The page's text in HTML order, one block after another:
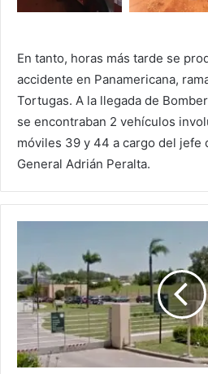
En tanto, horas más tarde se
accidente en Panamericana,
Tortugas. A la llegada de
se encontraban 2 vehículos
móviles 39 y 44 a cargo del jefe
General Adrián Peralta.